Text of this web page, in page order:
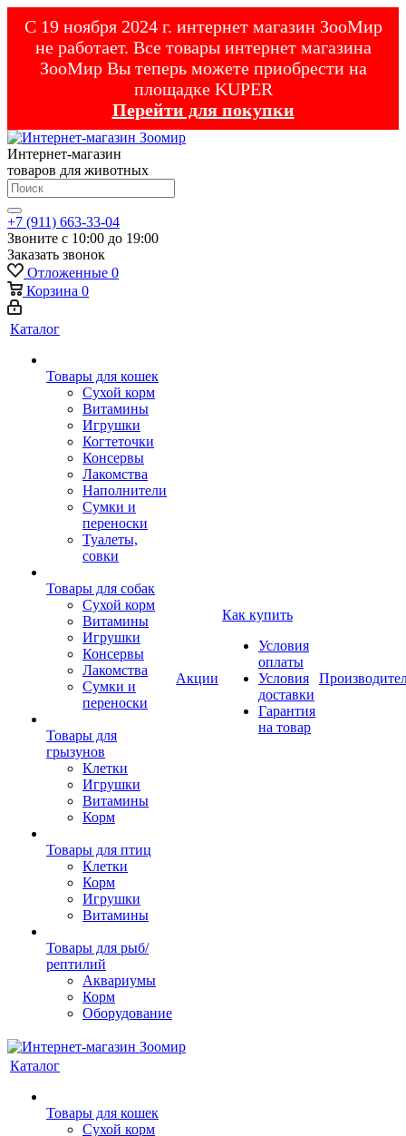
С 19 ноября 2024 г. интернет магазин ЗооМир
не работает. Все товары интернет магазина
ЗооМир Вы теперь можете приобрести на
площадке KUPER
Перейти для покупки
Интернет-магазин
товаров для животных
+7 (911) 663-33-04
Звоните с 10:00 до 19:00
Заказать звонок
Отложенные 0
Корзина 0
Каталог
Товары для кошек
Cухой корм
Витамины
Игрушки
Когтеточки
Консервы
Лакомства
Наполнители
Сумки и
переноски
Туалеты,
совки
Товары для собак
Cухой корм
Витамины
Игрушки
Консервы
Лакомства
Сумки и
переноски
Товары для
грызунов
Клетки
Игрушки
Витамины
Корм
Товары для птиц
Клетки
Корм
Игрушки
Витамины
Товары для рыб/
рептилий
Аквариумы
Корм
Оборудование
Акции
Как купить
Условия
оплаты
Условия
доставки
Гарантия
на товар
Каталог
Товары для кошек
Cухой корм